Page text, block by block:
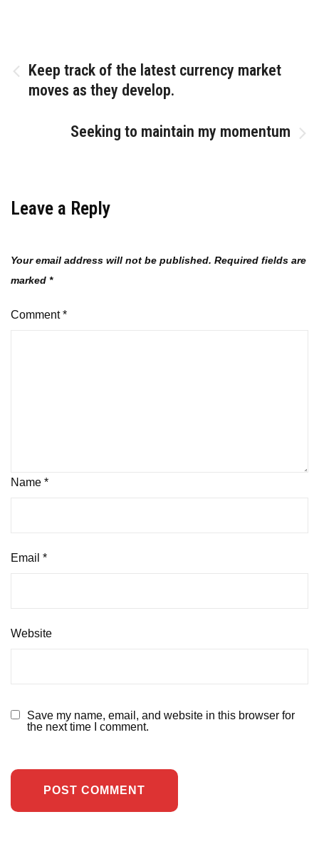
Post
navigation
Keep track of the latest currency market
moves as they develop.
Seeking to maintain my momentum
Leave a Reply
Your email address will not be published. Required fields are
marked *
Comment*
Name *
Email *
Website
Save my name, email, and website in this browser for
the next time I comment.